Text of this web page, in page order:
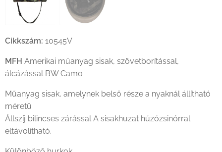
Cikkszám: 10545V
MFH Amerikai műanyag sisak, szövetborítással,
álcázással BW Camo
Műanyag sisak, amelynek belső része a nyaknál állítható
méretű
Állszíj bilincses zárással A sisakhuzat húzózsinórral
eltávolítható.